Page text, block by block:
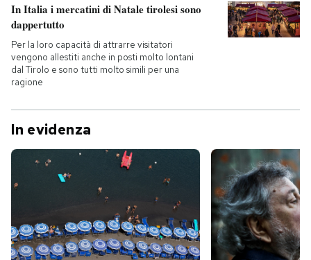
In Italia i mercatini di Natale tirolesi sono
dappertutto
Per la loro capacità di attrarre visitatori
vengono allestiti anche in posti molto lontani
dal Tirolo e sono tutti molto simili per una
ragione
In evidenza